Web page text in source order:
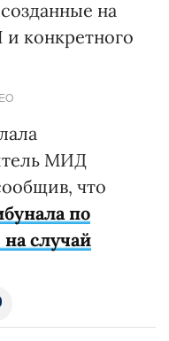
на
конкретного
МИД
что
по
случай